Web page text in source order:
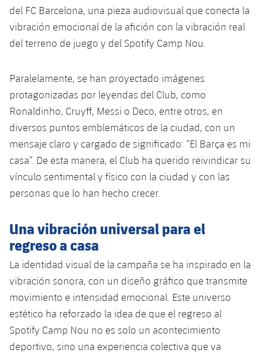
del FC Barcelona, una pieza audiovisual que conecta la
vibración emocional de la afición con la vibración real
del terreno de juego y del Spotify Camp Nou.
Paralelamente, se han proyectado imágenes
protagonizadas por leyendas del Club, como
Ronaldinho, Cruyff, Messi o Deco, entre otros, en
diversos puntos emblemáticos de la ciudad, con un
mensaje claro y cargado de significado: “El Barça es mi
casa”. De esta manera, el Club ha querido reivindicar su
vínculo sentimental y físico con la ciudad y con las
personas que lo han hecho crecer.
Una vibración universal para el
regreso a casa
La identidad visual de la campaña se ha inspirado en la
vibración sonora, con un diseño gráfico que transmite
movimiento e intensidad emocional. Este universo
estético ha reforzado la idea de que el regreso al
Spotify Camp Nou no es solo un acontecimiento
deportivo, sino una experiencia colectiva que va